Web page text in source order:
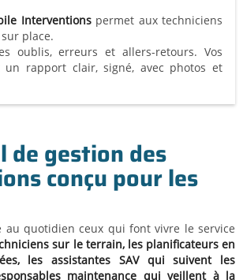
Interventionspermet aux techniciens
place.
oublis, erreurs et allers-retours. Vos
un rapport clair, signé, avec photos et
de gestion des
conçu pour les
au quotidien ceux qui font vivre le service
sur le terrain, les planificateurs en
les assistantes SAV qui suivent les
maintenance qui veillent à la